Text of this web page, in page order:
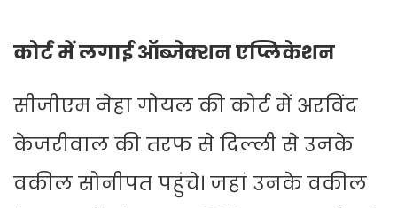
कोर्ट में लगाई ऑब्जेक्शन एप्लिकेशन
सीजीएम नेहा गोयल की कोर्ट में अरविंद
केजरीवाल की तरफ से दिल्ली से उनके
वकील सोनीपत पहुंचे। जहां उनके वकील